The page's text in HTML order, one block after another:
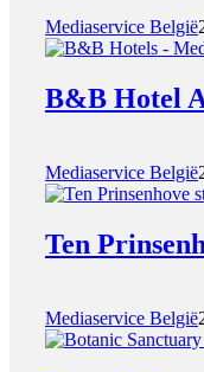
Mediaservice België
B&B Hotel
Mediaservice België
Ten
Mediaservice België